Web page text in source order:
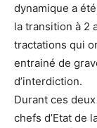
dynamique a
la transition à 2
tractations qui
entrainé de
d’interdiction.
Durant ces
chefs d’Etat de